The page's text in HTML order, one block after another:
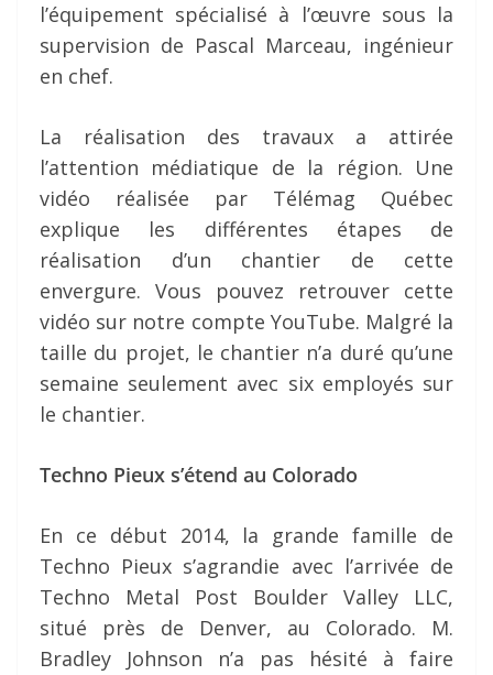
l’équipement spécialisé à l’œuvre sous la
supervision de Pascal Marceau, ingénieur
en chef.
La réalisation des travaux a attirée
l’attention médiatique de la région. Une
vidéo réalisée par Télémag Québec
explique les différentes étapes de
réalisation d’un chantier de cette
envergure. Vous pouvez retrouver cette
vidéo sur notre compte YouTube. Malgré la
taille du projet, le chantier n’a duré qu’une
semaine seulement avec six employés sur
le chantier.
Techno Pieux s’étend au Colorado
En ce début 2014, la grande famille de
Techno Pieux s’agrandie avec l’arrivée de
Techno Metal Post Boulder Valley LLC,
situé près de Denver, au Colorado. M.
Bradley Johnson n’a pas hésité à faire